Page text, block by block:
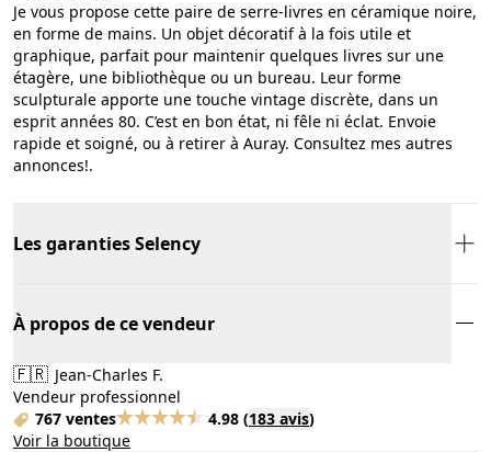
Je vous propose cette paire de serre-livres en céramique noire,
en forme de mains. Un objet décoratif à la fois utile et
graphique, parfait pour maintenir quelques livres sur une
étagère, une bibliothèque ou un bureau. Leur forme
sculpturale apporte une touche vintage discrète, dans un
esprit années 80. C’est en bon état, ni fêle ni éclat. Envoie
rapide et soigné, ou à retirer à Auray. Consultez mes autres
annonces!.
Les garanties Selency
À propos de ce vendeur
🇫🇷 Jean-Charles F.
Vendeur professionnel
767 ventes
4.98 (183 avis)
Voir la boutique